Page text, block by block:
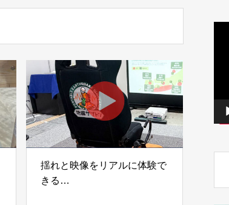
揺れと映像をリアルに体験で
きる
動